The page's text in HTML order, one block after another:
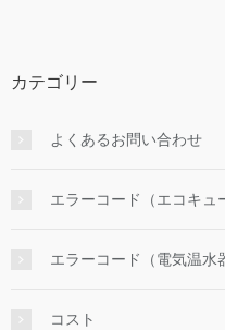
カテゴリー
よくあるお問い合わせ
エラーコード（エコキュ
エラーコード（電気温水
コスト